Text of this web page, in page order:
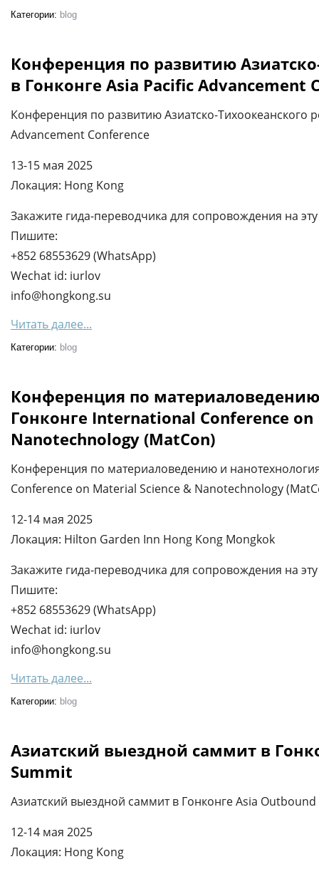
Категории: blog
Конференция по развитию
в Гонконге Asia Pacific Advancement
Конференция по развитию Азиатско-Тихоокеанского
Advancement Conference
13-15 мая 2025
Локация: Hong Kong
Закажите гида-переводчика для сопровождения на эту
Пишите:
+852 68553629 (WhatsApp)
Wechat id: iurlov
info@hongkong.su
Читать далее...
Категории: blog
Конференция по
Гонконге International Conference on
Nanotechnology (MatCon)
Конференция по материаловедению и
Conference on Material Science & Nanotechnology
12-14 мая 2025
Локация: Hilton Garden Inn Hong Kong Mongkok
Закажите гида-переводчика для сопровождения на эту
Пишите:
+852 68553629 (WhatsApp)
Wechat id: iurlov
info@hongkong.su
Читать далее...
Категории: blog
Азиатский выездной саммит в
Summit
Азиатский выездной саммит в Гонконге Asia
12-14 мая 2025
Локация: Hong Kong